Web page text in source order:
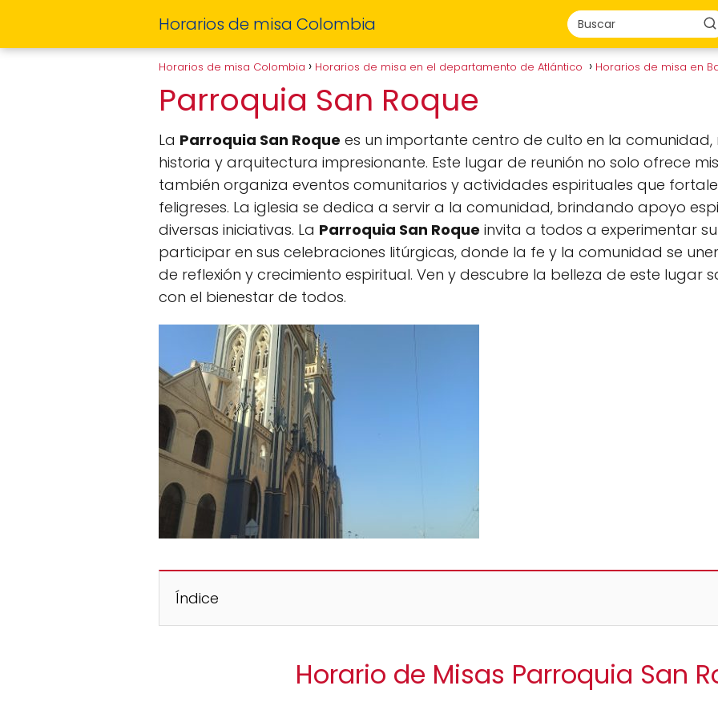
Horarios de misa Colombia
Horarios de misa Colombia Horarios de misa en el departamento de Atlántico Horarios de misa en
Parroquia San Roque
La Parroquia San Roque es un importante centro de culto en la
historia y arquitectura impresionante. Este lugar de reunión no solo ofrece
también organiza eventos comunitarios y actividades espirituales que
feligreses. La iglesia se dedica a servir a la comunidad, brindando apoyo
diversas iniciativas. La Parroquia San Roque invita a todos a experimentar
participar en sus celebraciones litúrgicas, donde la fe y la comunidad se
de reflexión y crecimiento espiritual. Ven y descubre la belleza de este lugar
con el bienestar de todos.
Índice
Horario de Misas Parroquia San